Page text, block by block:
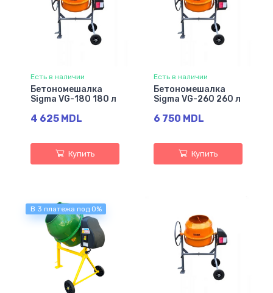
Есть в наличии
Бетономешалка
Sigma VG-180 180 л
4 625 MDL
Купить
Есть в наличии
Бетономешалка
Sigma VG-260 260 л
6 750 MDL
Купить
В 3 платежа под 0%